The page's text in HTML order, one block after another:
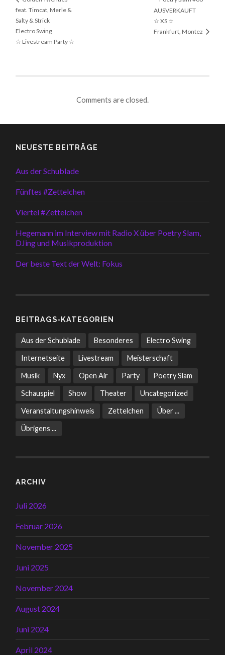
feat. Timcat, Merle &
Salty & Strick
Electro Swing
☆ Livestream Party ☆
AUSVERKAUFT
☆ XS ☆
Frankfurt, Montez
Comments are closed.
NEUESTE BEITRÄGE
Aus der Schublade
Fünftes #Zettelchen
Viertel #Zettelchen
Hegemann im Interview mit Radio X über Poetry Slam,
DJing und Musikproduktion
Der beste Text der Welt: Fokus
BEITRAGS-KATEGORIEN
Aus der Schublade Besonderes Electro Swing
Internetseite Livestream Meisterschaft
Musik Nyx Open Air Party Poetry Slam
Schauspiel Show Theater Uncategorized
Veranstaltungshinweis Zettelchen Über ...
Übrigens ...
ARCHIV
Juli 2026
Februar 2026
November 2025
Juni 2025
November 2024
August 2024
Juni 2024
April 2024